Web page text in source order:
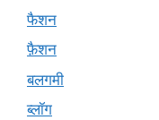
फैशन
फ़ैशन
बलगमी
ब्लॉग